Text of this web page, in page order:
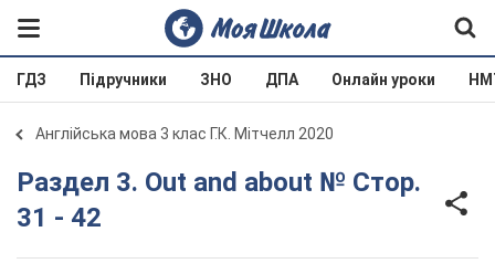
ГДЗ Підручники ЗНО ДПА Онлайн уроки
Англійська мова 3 клас Г.К. Мітчелл 2020
Раздел 3. Out and about № Стор.
31 - 42